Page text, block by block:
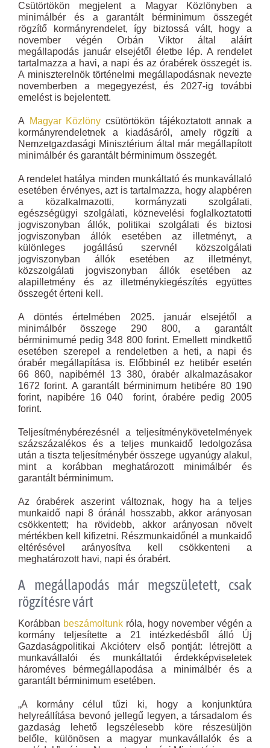
Csütörtökön megjelent a Magyar Közlönyben a
minimálbér és a garantált bérminimum összegét
rögzítő kormányrendelet, így biztossá vált, hogy a
november végén Orbán Viktor által aláírt
megállapodás január elsejétől életbe lép. A rendelet
tartalmazza a havi, a napi és az órabérek összegét is.
A miniszterelnök történelmi megállapodásnak nevezte
novemberben a megegyezést, és 2027-ig további
emelést is bejelentett.
A Magyar Közlöny csütörtökön tájékoztatott annak a
kormányrendeletnek a kiadásáról, amely rögzíti a
Nemzetgazdasági Minisztérium által már megállapított
minimálbér és garantált bérminimum összegét.
A rendelet hatálya minden munkáltató és munkavállaló
esetében érvényes, azt is tartalmazza, hogy alapbéren
a közalkalmazotti, kormányzati szolgálati,
egészségügyi szolgálati, köznevelési foglalkoztatotti
jogviszonyban állók, politikai szolgálati és biztosi
jogviszonyban állók esetében az illetményt, a
különleges jogállású szervnél közszolgálati
jogviszonyban állók esetében az illetményt,
közszolgálati jogviszonyban állók esetében az
alapilletmény és az illetménykiegészítés együttes
összegét érteni kell.
A döntés értelmében 2025. január elsejétől a
minimálbér összege 290 800, a garantált
bérminimumé pedig 348 800 forint. Emellett mindkettő
esetében szerepel a rendeletben a heti, a napi és
órabér megállapítása is. Előbbinél ez hetibér esetén
66 860, napibérnél 13 380, órabér alkalmazásakor
1672 forint. A garantált bérminimum hetibére 80 190
forint, napibére 16 040 forint, órabére pedig 2005
forint.
Teljesítménybérezésnél a teljesítménykövetelmények
százszázalékos és a teljes munkaidő ledolgozása
után a tiszta teljesítménybér összege ugyanúgy alakul,
mint a korábban meghatározott minimálbér és
garantált bérminimum.
Az órabérek aszerint változnak, hogy ha a teljes
munkaidő napi 8 óránál hosszabb, akkor arányosan
csökkentett; ha rövidebb, akkor arányosan növelt
mértékben kell kifizetni. Részmunkaidőnél a munkaidő
eltérésével arányosítva kell csökkenteni a
meghatározott havi, napi és órabért.
A megállapodás már megszületett, csak
rögzítésre várt
Korábban beszámoltunkróla, hogy november végén a
kormány teljesítette a 21 intézkedésből álló Új
Gazdaságpolitikai Akcióterv első pontját: létrejött a
munkavállalói és munkáltatói érdekképviseletek
hároméves bérmegállapodása a minimálbér és a
garantált bérminimum esetében.
„A kormány célul tűzi ki, hogy a konjunktúra
helyreállítása bevonó jellegű legyen, a társadalom és
gazdaság lehető legszélesebb köre részesüljön
belőle, különösen a magyar munkavállalók és a